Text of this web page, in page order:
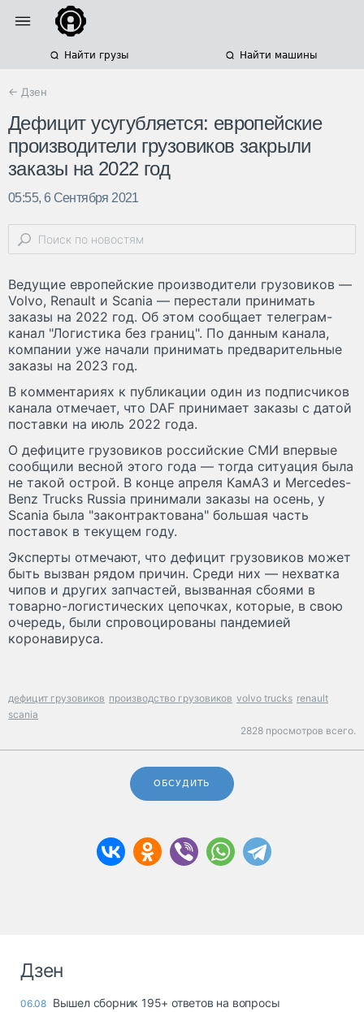
Найти грузы Найти машины
← Дзен
Дефицит усугубляется: европейские
производители грузовиков закрыли
заказы на 2022 год
05:55, 6 Сентября 2021
Ведущие европейские производители грузовиков —
Volvo, Renault и Scania — перестали принимать
заказы на 2022 год. Об этом сообщает телеграм-
канал "Логистика без границ". По данным канала,
компании уже начали принимать предварительные
заказы на 2023 год.
В комментариях к публикации один из подписчиков
канала отмечает, что DAF принимает заказы с датой
поставки на июль 2022 года.
О дефиците грузовиков российские СМИ впервые
сообщили весной этого года — тогда ситуация была
не такой острой. В конце апреля КамАЗ и Mercedes-
Benz Trucks Russia принимали заказы на осень, у
Scania была "законтрактована" большая часть
поставок в текущем году.
Эксперты отмечают, что дефицит грузовиков может
быть вызван рядом причин. Среди них — нехватка
чипов и других запчастей, вызванная сбоями в
товарно-логистических цепочках, которые, в свою
очередь, были спровоцированы пандемией
коронавируса.
дефицит грузовиков производство грузовиков volvo trucks renault
scania
2828 просмотров всего.
ОБСУДИТЬ
Дзен
06.08 Вышел сборник 195+ ответов на вопросы